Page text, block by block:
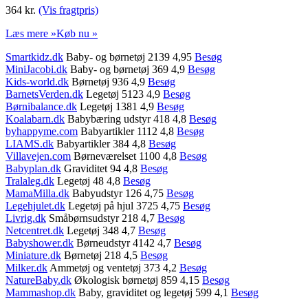
364 kr. (Vis fragtpris)
Læs mere »Køb nu »
Smartkidz.dk Baby- og børnetøj 2139 4,95 Besøg
MiniJacobi.dk Baby- og børnetøj 369 4,9 Besøg
Kids-world.dk Børnetøj 936 4,9 Besøg
BarnetsVerden.dk Legetøj 5123 4,9 Besøg
Børnibalance.dk Legetøj 1381 4,9 Besøg
Koalabarn.dk Babybæring udstyr 418 4,8 Besøg
byhappyme.com Babyartikler 1112 4,8 Besøg
LIAMS.dk Babyartikler 384 4,8 Besøg
Villavejen.com Børneværelset 1100 4,8 Besøg
Babyplan.dk Graviditet 94 4,8 Besøg
Tralaleg.dk Legetøj 48 4,8 Besøg
MamaMilla.dk Babyudstyr 126 4,75 Besøg
Legehjulet.dk Legetøj på hjul 3725 4,75 Besøg
Livrig.dk Småbørnsudstyr 218 4,7 Besøg
Netcentret.dk Legetøj 348 4,7 Besøg
Babyshower.dk Børneudstyr 4142 4,7 Besøg
Miniature.dk Børnetøj 218 4,5 Besøg
Milker.dk Ammetøj og ventetøj 373 4,2 Besøg
NatureBaby.dk Økologisk børnetøj 859 4,15 Besøg
Mammashop.dk Baby, graviditet og legetøj 599 4,1 Besøg